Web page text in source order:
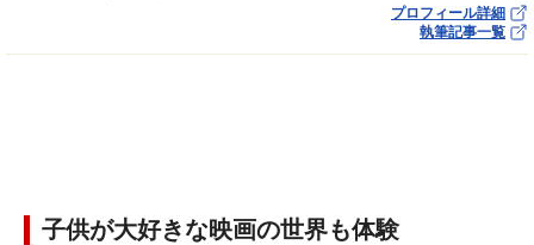
プロフィール詳細
執筆記事一覧
子供が大好きな映画の世界も体験